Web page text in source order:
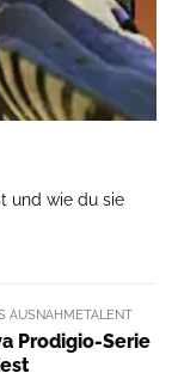
und wie du sie
AUSNAHMETALENT
Prodigio-Serie